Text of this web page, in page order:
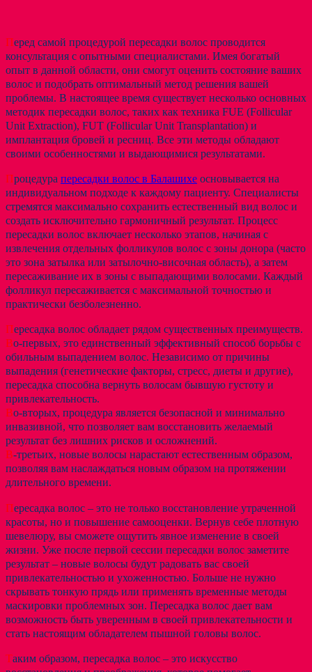
Перед самой процедурой пересадки волос проводится
консультация с опытными специалистами. Имея богатый
опыт в данной области, они смогут оценить состояние ваших
волос и подобрать оптимальный метод решения вашей
проблемы. В настоящее время существует несколько основных
методик пересадки волос, таких как техника FUE (Follicular
Unit Extraction), FUT (Follicular Unit Transplantation) и
имплантация бровей и ресниц. Все эти методы обладают
своими особенностями и выдающимися результатами.
Процедура пересадки волос в Балашихе основывается на
индивидуальном подходе к каждому пациенту. Специалисты
стремятся максимально сохранить естественный вид волос и
создать исключительно гармоничный результат. Процесс
пересадки волос включает несколько этапов, начиная с
извлечения отдельных фолликулов волос с зоны донора (часто
это зона затылка или затылочно-височная область), а затем
пересаживание их в зоны с выпадающими волосами. Каждый
фолликул пересаживается с максимальной точностью и
практически безболезненно.
Пересадка волос обладает рядом существенных преимуществ.
Во-первых, это единственный эффективный способ борьбы с
обильным выпадением волос. Независимо от причины
выпадения (генетические факторы, стресс, диеты и другие),
пересадка способна вернуть волосам бывшую густоту и
привлекательность.
Во-вторых, процедура является безопасной и минимально
инвазивной, что позволяет вам восстановить желаемый
результат без лишних рисков и осложнений.
В-третьих, новые волосы нарастают естественным образом,
позволяя вам наслаждаться новым образом на протяжении
длительного времени.
Пересадка волос – это не только восстановление утраченной
красоты, но и повышение самооценки. Вернув себе плотную
шевелюру, вы сможете ощутить явное изменение в своей
жизни. Уже после первой сессии пересадки волос заметите
результат – новые волосы будут радовать вас своей
привлекательностью и ухоженностью. Больше не нужно
скрывать тонкую прядь или применять временные методы
маскировки проблемных зон. Пересадка волос дает вам
возможность быть уверенным в своей привлекательности и
стать настоящим обладателем пышной головы волос.
Таким образом, пересадка волос – это искусство